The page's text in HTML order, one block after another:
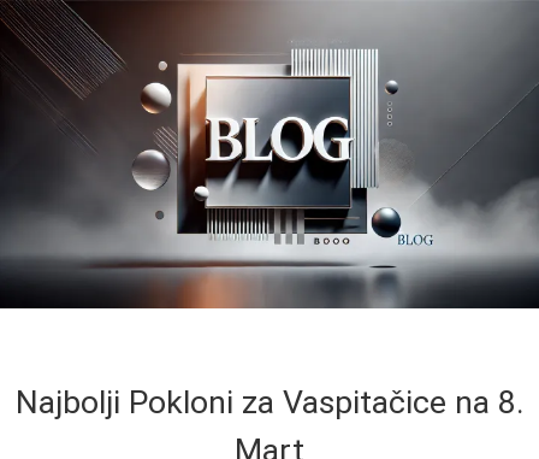
Najbolji Pokloni za Vaspitačice na 8.
Mart